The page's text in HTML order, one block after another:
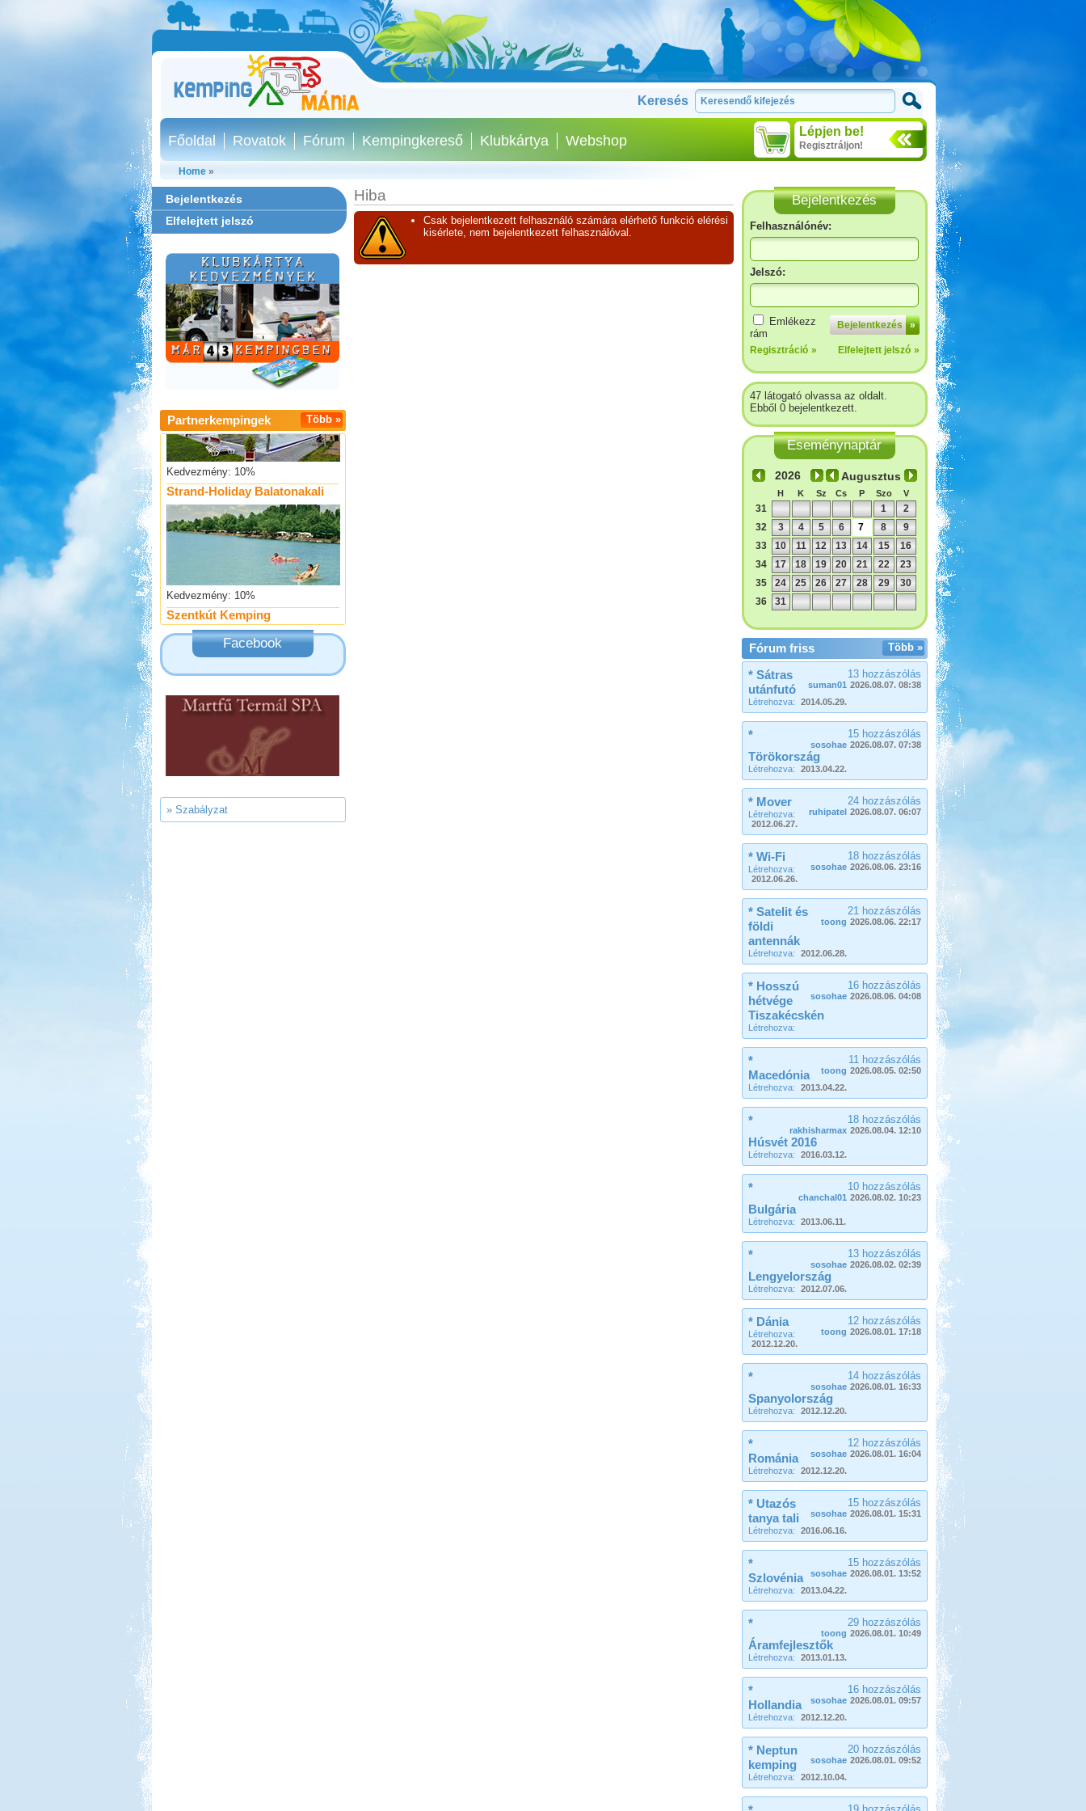
Keresés
Lépjen be!
Regisztráljon!
Főoldal Rovatok Fórum Kempingkereső Klubkártya Webshop
Home»
Bejelentkezés
Elfelejtett jelszó
Több »
Partnerkempingek
Sárkány Wellness és
Gyógyfürdő Kemping
Kedvezmény: 10%
Strand-Holiday Balatonakali
Kedvezmény: 10%
Szentkút Kemping
Kedvezmény: 20%
Facebook
» Szabályzat
Hiba
Csak bejelentkezett felhasználó számára elérhető funkció elérési
kisérlete, nem bejelentkezett felhasználóval.
Bejelentkezés
Felhasználónév:
Jelszó:
Bejelentkezés »
Emlékezz
rám
Regisztráció » Elfelejtett jelszó »
47 látogató olvassa az oldalt.
Ebből 0 bejelentkezett.
Eseménynaptár
Augusztus
H K Sz Cs P Szo V
31 1
2
32
3 4 5 6 7 8
9
33
10 11 12 13 14 15
16
34
17 18 19 20 21 22
23
35
24 25 26 27 28 29
30
36
31
Több »
Fórum friss
13 hozzászólás
suman01 2026.08.07. 08:38
* Sátras
utánfutó
Létrehozva: 2014.05.29.
15 hozzászólás
sosohae 2026.08.07. 07:38
*
Törökország
Létrehozva: 2013.04.22.
24 hozzászólás
ruhipatel 2026.08.07. 06:07
* Mover
Létrehozva:
2012.06.27.
18 hozzászólás
sosohae 2026.08.06. 23:16
* Wi-Fi
Létrehozva:
2012.06.26.
21 hozzászólás
toong 2026.08.06. 22:17
* Satelit és
földi
antennák
Létrehozva: 2012.06.28.
16 hozzászólás
sosohae 2026.08.06. 04:08
* Hosszú
hétvége
Tiszakécskén
Létrehozva:
11 hozzászólás
toong 2026.08.05. 02:50
*
Macedónia
Létrehozva: 2013.04.22.
18 hozzászólás
rakhisharmax 2026.08.04. 12:10
*
Húsvét 2016
Létrehozva: 2016.03.12.
10 hozzászólás
chanchal01 2026.08.02. 10:23
*
Bulgária
Létrehozva: 2013.06.11.
13 hozzászólás
sosohae 2026.08.02. 02:39
*
Lengyelország
Létrehozva: 2012.07.06.
12 hozzászólás
toong 2026.08.01. 17:18
* Dánia
Létrehozva:
2012.12.20.
14 hozzászólás
sosohae 2026.08.01. 16:33
*
Spanyolország
Létrehozva: 2012.12.20.
12 hozzászólás
sosohae 2026.08.01. 16:04
*
Románia
Létrehozva: 2012.12.20.
15 hozzászólás
sosohae 2026.08.01. 15:31
* Utazós
tanya tali
Létrehozva: 2016.06.16.
15 hozzászólás
sosohae 2026.08.01. 13:52
*
Szlovénia
Létrehozva: 2013.04.22.
29 hozzászólás
toong 2026.08.01. 10:49
*
Áramfejlesztők
Létrehozva: 2013.01.13.
16 hozzászólás
sosohae 2026.08.01. 09:57
*
Hollandia
Létrehozva: 2012.12.20.
20 hozzászólás
sosohae 2026.08.01. 09:52
* Neptun
kemping
Létrehozva: 2012.10.04.